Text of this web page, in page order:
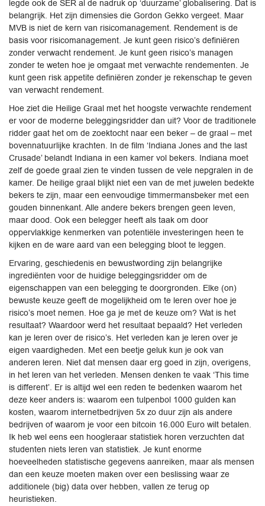
legde ook de SER al de nadruk op ‘duurzame’ globalisering. Dat is
belangrijk. Het zijn dimensies die Gordon Gekko vergeet. Maar
MVB is niet de kern van risicomanagement. Rendement is de
basis voor risicomanagement. Je kunt geen risico’s definiëren
zonder verwacht rendement. Je kunt geen risico’s managen
zonder te weten hoe je omgaat met verwachte rendementen. Je
kunt geen risk appetite definiëren zonder je rekenschap te geven
van verwacht rendement.
Hoe ziet die Heilige Graal met het hoogste verwachte rendement
er voor de moderne beleggingsridder dan uit? Voor de traditionele
ridder gaat het om de zoektocht naar een beker – de graal – met
bovennatuurlijke krachten. In de film ‘Indiana Jones and the last
Crusade’ belandt Indiana in een kamer vol bekers. Indiana moet
zelf de goede graal zien te vinden tussen de vele nepgralen in de
kamer. De heilige graal blijkt niet een van de met juwelen bedekte
bekers te zijn, maar een eenvoudige timmermansbeker met een
gouden binnenkant. Alle andere bekers brengen geen leven,
maar dood. Ook een belegger heeft als taak om door
oppervlakkige kenmerken van potentiële investeringen heen te
kijken en de ware aard van een belegging bloot te leggen.
Ervaring, geschiedenis en bewustwording zijn belangrijke
ingrediënten voor de huidige beleggingsridder om de
eigenschappen van een belegging te doorgronden. Elke (on)
bewuste keuze geeft de mogelijkheid om te leren over hoe je
risico’s moet nemen. Hoe ga je met de keuze om? Wat is het
resultaat? Waardoor werd het resultaat bepaald? Het verleden
kan je leren over de risico’s. Het verleden kan je leren over je
eigen vaardigheden. Met een beetje geluk kun je ook van
anderen leren. Niet dat mensen daar erg goed in zijn, overigens,
in het leren van het verleden. Mensen denken te vaak ‘This time
is different’. Er is altijd wel een reden te bedenken waarom het
deze keer anders is: waarom een tulpenbol 1000 gulden kan
kosten, waarom internetbedrijven 5x zo duur zijn als andere
bedrijven of waarom je voor een bitcoin 16.000 Euro wilt betalen.
Ik heb wel eens een hoogleraar statistiek horen verzuchten dat
studenten niets leren van statistiek. Je kunt enorme
hoeveelheden statistische gegevens aanreiken, maar als mensen
dan een keuze moeten maken over een beslissing waar ze
additionele (big) data over hebben, vallen ze terug op
heuristieken.